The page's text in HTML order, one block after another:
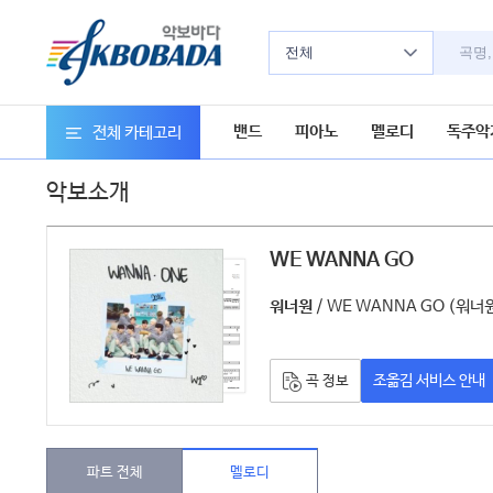
전체
전체 카테고리 밴드 피아노 멜로디 독주악
악보소개
WE WANNA GO
워너원 / WE WANNA GO (워너
곡 정보 조옮김 서비스 안내
파트 전체 멜로디